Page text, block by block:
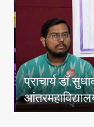
प्राचार्य